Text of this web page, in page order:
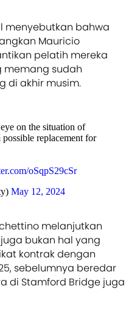
menyebutkan bahwa
Mauricio
pelatih mereka
memang sudah
di akhir musim.
on the situation of
possible replacement for
oSqpS29cSr
May 12, 2024
melanjutkan
bukan hal yang
kontrak dengan
sebelumnya beredar
di Stamford Bridge juga